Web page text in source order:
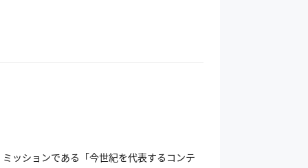
ッションである「今世紀を代表するコンテ